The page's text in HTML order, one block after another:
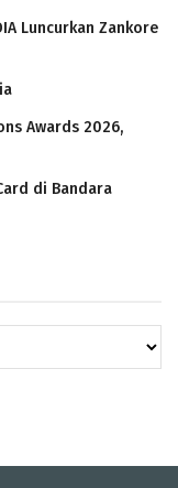
Luncurkan Zankore
Awards 2026,
di Bandara